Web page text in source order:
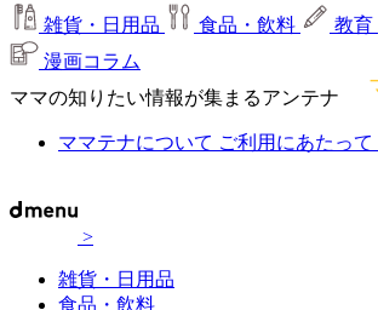
雑貨・日用品 食品・飲料 教育
漫画コラム
ママの知りたい情報が集まるアンテナ
ママテナについて ご利用にあたって
>
雑貨・日用品
食品・飲料